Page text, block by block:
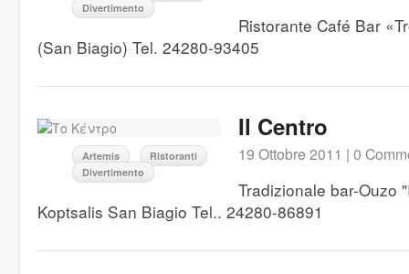
Divertimento
Ristorante Café Bar
(San Biagio) Tel. 24280-93405
Artemis
Ristoranti
Divertimento
Il Centro
19 Ottobre 2011 | 0
Tradizionale bar-Ouzo
Koptsalis San Biagio Tel.. 24280-86891